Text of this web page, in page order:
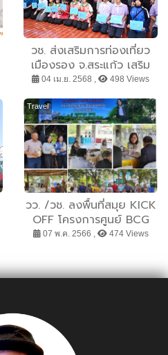
วช. ส่งเสริมการท่องเที่ยว
เมืองรอง จ.สระแก้ว เสริม
ทักษะสมรรถนะเยาวชนนำ
สมรรถนะเพิ่มโอกาสด้านการ
ท่องเที่ยว
04 เม.ย. 2568 , 498 Views
Travel
วว. /วช. ลงพื้นที่สมุย KICK
OFF โครงการศูนย์ BCG
Farming ต้นแบบเพื่อการ
07 พ.ค. 2566 , 474 Views